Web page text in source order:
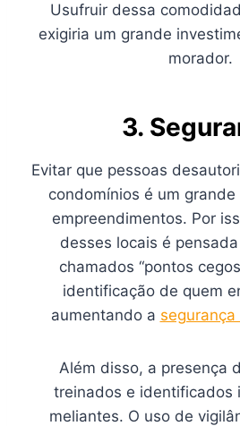
Usufruir dessa
exigiria um grande
morador.
3.
Evitar que pessoas
condomínios é um
empreendimentos. Por
desses locais é
chamados “pontos
identificação de quem
aumentando a
Além disso, a presença
treinados e identificados
meliantes. O uso de